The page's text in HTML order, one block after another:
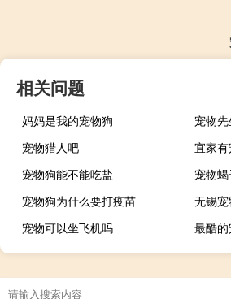
相关问题
妈妈是我的宠物狗
宠物
宠物猎人吧
宜家
宠物狗能不能吃盐
宠物
宠物狗为什么要打疫苗
无锡
宠物可以坐飞机吗
最酷